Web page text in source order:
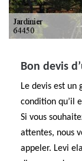
Bon devis
Le devis est
condition qu’il
Si vous
attentes, nous
appeler. Levi